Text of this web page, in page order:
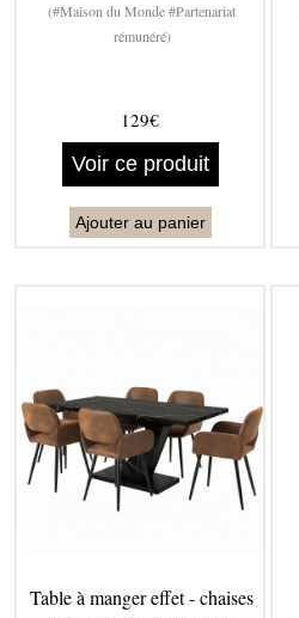
(#Maison du Monde #Partenariat
rémunéré)
129€
Voir ce produit
Ajouter au panier
Table à manger effet - chaises